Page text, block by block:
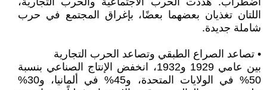
اللتان تغذيان بعضهما بعضًا، بإغراق المجتمع في حرب
شاملة جديدة.
• تصاعد الصراع الطبقي وتصاعد الحرب التجارية
بين عامي 1929 و1932، انخفض الإنتاج الصناعي بنسبة
50% في الولايات المتحدة، و45% في ألمانيا، و30%